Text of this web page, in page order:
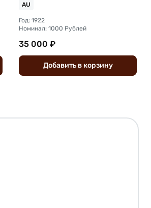
AU
Год: 1922
Номинал: 1000 Рублей
35 000 ₽
Добавить вкорзину